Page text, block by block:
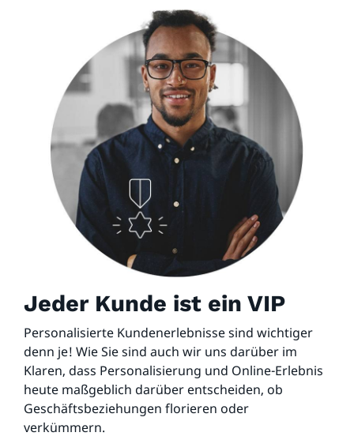
Jeder Kunde ist ein VIP
Personalisierte Kundenerlebnisse sind wichtiger
denn je! Wie Sie sind auch wir uns darüber im
Klaren, dass Personalisierung und Online-Erlebnis
heute maßgeblich darüber entscheiden, ob
Geschäftsbeziehungen florieren oder
verkümmern.